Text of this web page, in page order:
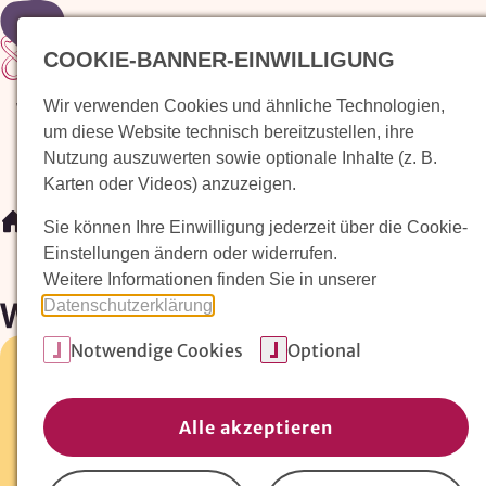
Zur Startseite
Waldorfkindergarten finden Pädagogischer Ansatz
Waldorfkindergarten finden /Waldorfkindergarten Haan
Waldorfkindergarten Haan
02104-968826
Fax:
02104-968827
COOKIE-BANNER-EINWILLIGUNG
Wir verwenden Cookies und ähnliche Technologien,
um diese Website technisch bereitzustellen, ihre
Nutzung auszuwerten sowie optionale Inhalte (z. B.
Karten oder Videos) anzuzeigen.
Sie können Ihre Einwilligung jederzeit über die Cookie-
Einstellungen ändern oder widerrufen.
Weitere Informationen finden Sie in unserer
Datenschutzerklärung
Notwendige Cookies Optional
Alle akzeptieren